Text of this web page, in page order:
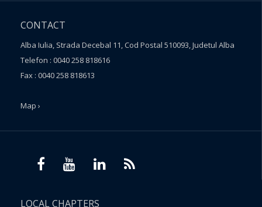
CONTACT
Alba Iulia, Strada Decebal 11, Cod Postal 510093, Judetul Alba
Telefon : 0040 258 818616
Fax : 0040 258 818613
Map ›
LOCAL CHAPTERS